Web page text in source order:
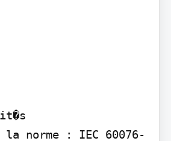
la norme : IEC 60076-